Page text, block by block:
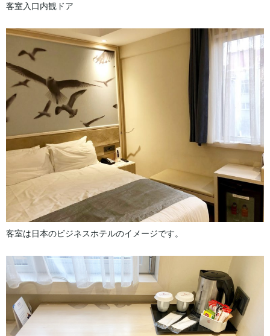
客室入口内観ドア
客室は日本のビジネスホテルのイメージです。